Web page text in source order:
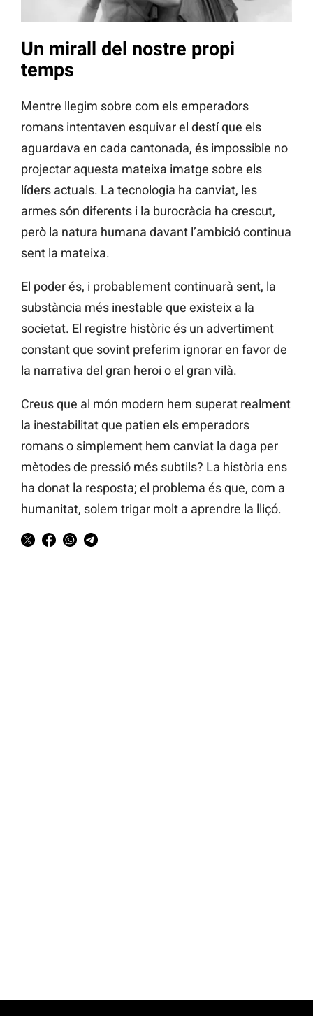
Un mirall del nostre propi
temps
Mentre llegim sobre com els emperadors
romans intentaven esquivar el destí que els
aguardava en cada cantonada, és impossible no
projectar aquesta mateixa imatge sobre els
líders actuals. La tecnologia ha canviat, les
armes són diferents i la burocràcia ha crescut,
però la natura humana davant l’ambició continua
sent la mateixa.
El poder és, i probablement continuarà sent, la
substància més inestable que existeix a la
societat. El registre històric és un advertiment
constant que sovint preferim ignorar en favor de
la narrativa del gran heroi o el gran vilà.
Creus que al món modern hem superat realment
la inestabilitat que patien els emperadors
romans o simplement hem canviat la daga per
mètodes de pressió més subtils? La història ens
ha donat la resposta; el problema és que, com a
humanitat, solem trigar molt a aprendre la lliçó.